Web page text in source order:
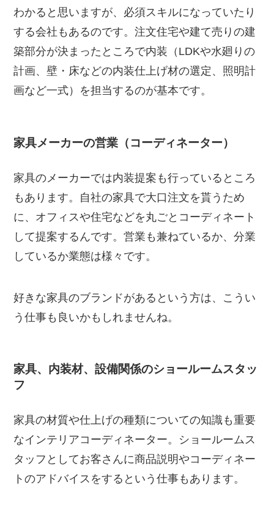
わかると思いますが、必須スキルになっていたり
する会社もあるのです。注文住宅や建て売りの建
築部分が決まったところで内装（LDKや水廻りの
計画、壁・床などの内装仕上げ材の選定、照明計
画など一式）を担当するのが基本です。
家具メーカーの営業（コーディネーター）
家具のメーカーでは内装提案も行っているところ
もあります。自社の家具で大口注文を貰うため
に、オフィスや住宅などを丸ごとコーディネート
して提案するんです。営業も兼ねているか、分業
しているか業態は様々です。
好きな家具のブランドがあるという方は、こうい
う仕事も良いかもしれませんね。
家具、内装材、設備関係のショールームスタッ
フ
家具の材質や仕上げの種類についての知識も重要
なインテリアコーディネーター。ショールームス
タッフとしてお客さんに商品説明やコーディネー
トのアドバイスをするという仕事もあります。